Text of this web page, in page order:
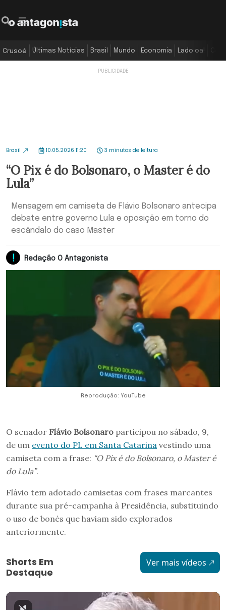
Crusoé Últimas Notícias Brasil Mundo Economia Lado oa!
Brasil 10.05.2026 11:20 3 minutos de leitura
“O Pix é do Bolsonaro, o Master é do
Lula”
Mensagem em camiseta de Flávio Bolsonaro antecipa
debate entre governo Lula e oposição em torno do
escândalo do caso Master
Redação O Antagonista
Reprodução: YouTube
O senador Flávio Bolsonaro participou no sábado, 9,
de um evento do PL em Santa Catarina vestindo uma
camiseta com a frase: “O Pix é do Bolsonaro, o Master é
do Lula”.
Flávio tem adotado camisetas com frases marcantes
durante sua pré-campanha à Presidência, substituindo
o uso de bonés que haviam sido explorados
anteriormente.
Shorts Em
Destaque
Ver mais vídeos